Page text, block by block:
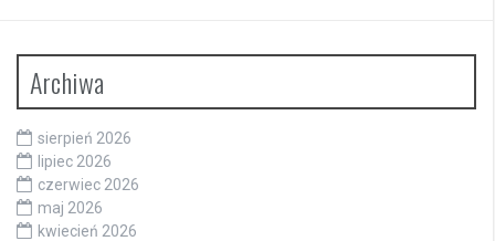
Archiwa
sierpień 2026
lipiec 2026
czerwiec 2026
maj 2026
kwiecień 2026